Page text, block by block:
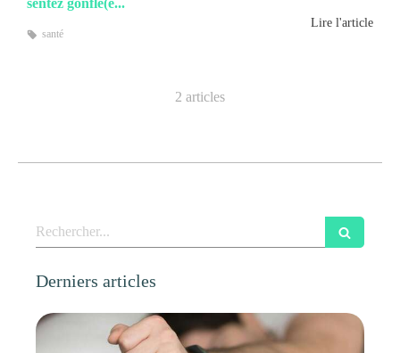
sentez gonflé(e...
Lire l'article
santé
2 articles
Rechercher
Derniers articles